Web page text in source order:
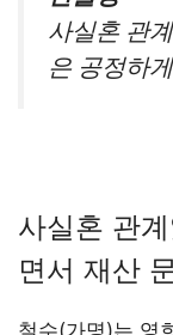
사실혼 관
은 공정하
사실혼 관
면서 재산